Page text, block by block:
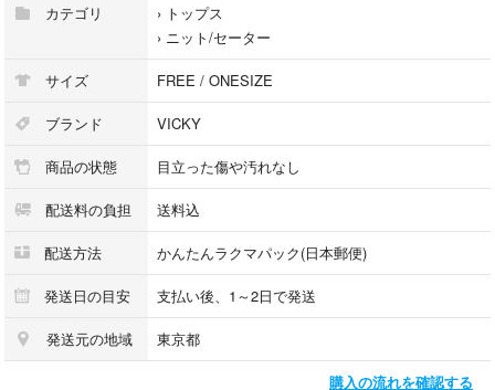
カテゴリ
› トップス
› ニット/セーター
サイズ FREE / ONESIZE
ブランド VICKY
商品の状態 目立った傷や汚れなし
配送料の負担 送料込
配送方法 かんたんラクマパック(日本郵便)
発送日の目安 支払い後、1～2日で発送
発送元の地域 東京都
購入の流れを確認する